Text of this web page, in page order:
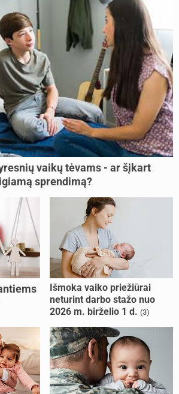
vaikų tėvams - ar šįkart
sprendimą?
Išmoka vaiko priežiūrai
neturint darbo stažo nuo
2026 m. birželio 1 d. (3)